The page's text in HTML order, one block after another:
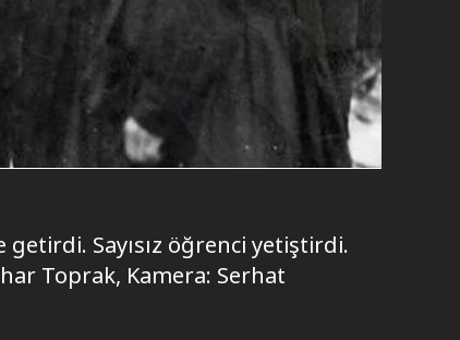
Sayısız öğrenci yetiştirdi.
Toprak, Kamera: Serhat